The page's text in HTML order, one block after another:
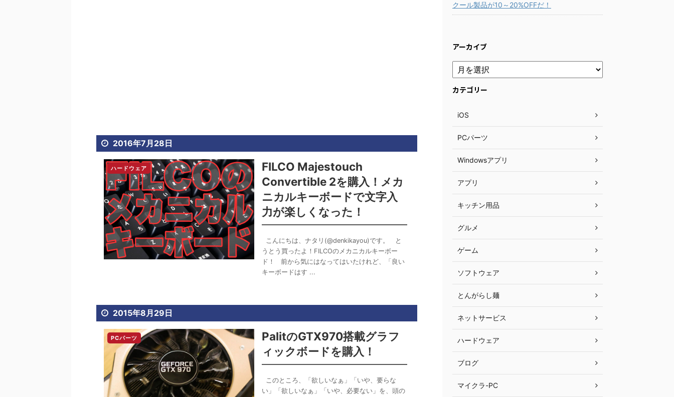
2016年7月28日
ハードウェア
FILCO Majestouch
Convertible 2を購入！メカ
ニカルキーボードで文字入
力が楽しくなった！
こんにちは、ナタリ(@denkikayou)です。 と
うとう買ったよ！FILCOのメカニカルキーボー
ド！ 前から気にはなってはいたけれど、「良い
キーボードはす ...
2015年8月29日
PCパーツ
PalitのGTX970搭載グラフ
ィックボードを購入！
このところ、「欲しいなぁ」「いや、要らな
い」「欲しいなぁ」「いや、必要ない」を、頭の
クール製品が10～20%OFFだ！
アーカイブ
カテゴリー
iOS
PCパーツ
Windowsアプリ
アプリ
キッチン用品
グルメ
ゲーム
ソフトウェア
とんがらし麺
ネットサービス
ハードウェア
ブログ
マイクラ-PC